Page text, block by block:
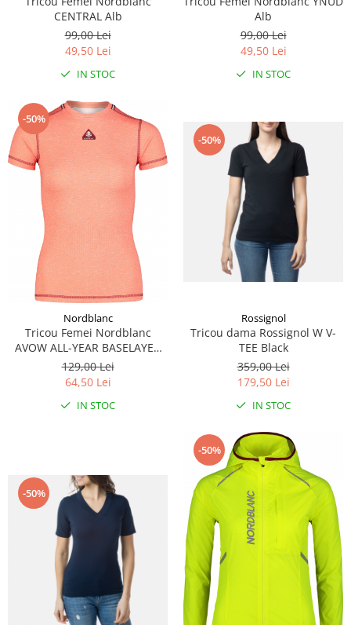
CENTRAL Alb
99,00 Lei
49,50 Lei
IN STOC
Alb
99,00 Lei
49,50 Lei
IN STOC
-50%
Nordblanc
Tricou Femei Nordblanc
AVOW ALL-YEAR BASELAYER
red coral
129,00 Lei
64,50 Lei
IN STOC
-50%
Rossignol
Tricou dama Rossignol W V-
TEE Black
359,00 Lei
179,50 Lei
IN STOC
-50%
-50%